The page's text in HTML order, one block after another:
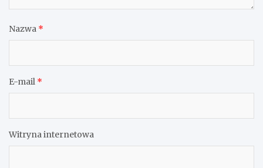
Nazwa *
E-mail *
Witryna internetowa